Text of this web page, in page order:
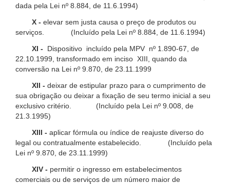
dada pela Lei nº 8.884, de 11.6.1994)
X - elevar sem justa causa o preço de produtos ou
serviços. (Incluído pela Lei nº 8.884, de 11.6.1994)
XI -
Dispositivo incluído pela MPV nº 1.890-67, de
22.10.1999, transformado em inciso XIII, quando da
conversão na Lei nº 9.870, de 23.11.1999
XII - deixar de estipular prazo para o cumprimento de
sua obrigação ou deixar a fixação de seu termo inicial a seu
exclusivo critério. (Incluído pela Lei nº 9.008, de
21.3.1995)
XIII - aplicar fórmula ou índice de reajuste diverso do
legal ou contratualmente estabelecido. (Incluído pela
Lei nº 9.870, de 23.11.1999)
XIV - permitir o ingresso em estabelecimentos
comerciais ou de serviços de um número maior de